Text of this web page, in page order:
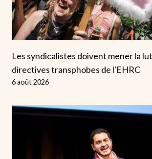
Les syndicalistes doivent mener la
directives transphobes de l'EHRC
6 août 2026